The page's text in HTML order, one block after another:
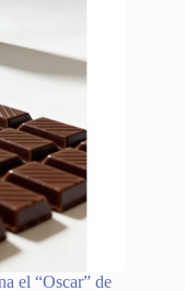
el “Oscar” de